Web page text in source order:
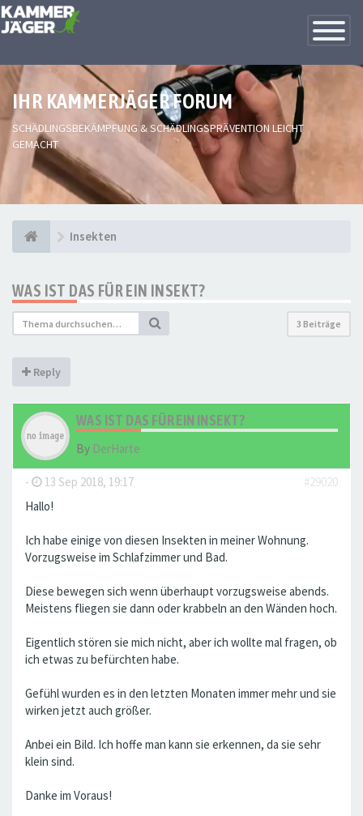
Toggle
IHR KAMMERJÄGER FORUM
SCHÄDLINGSBEKÄMPFUNG & SCHÄDLINGSPRÄVENTION LEICHT
GEMACHT
Insekten
WAS IST DAS FÜR EIN INSEKT?
3 Beiträge
Reply
WAS IST DAS FÜR EIN INSEKT?
By DerHarte
- 13 Sep 2018, 19:17
#29020
Hallo!
Ich habe einige von diesen Insekten in meiner Wohnung.
Vorzugsweise im Schlafzimmer und Bad.
Diese bewegen sich wenn überhaupt vorzugsweise abends.
Meistens fliegen sie dann oder krabbeln an den Wänden hoch.
Eigentlich stören sie mich nicht, aber ich wollte mal fragen, ob
ich etwas zu befürchten habe.
Gefühl wurden es in den letzten Monaten immer mehr und sie
wirken jetzt auch größer.
Anbei ein Bild. Ich hoffe man kann sie erkennen, da sie sehr
klein sind.
Danke im Voraus!